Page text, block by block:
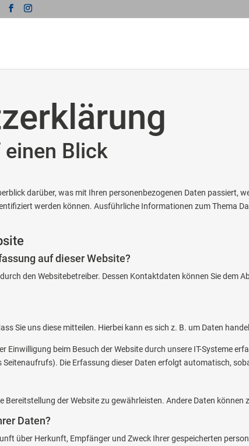
Blick
darüber, was mit Ihren personenbezogenen Daten passiert,
werden können. Ausführliche Informationen zum Thema
auf dieser Website?
den Websitebetreiber. Dessen Kontaktdaten können Sie dem
Sie uns diese mitteilen. Hierbei kann es sich z. B. um Daten
Einwilligung beim Besuch der Website durch unsere IT-Systeme
Die Erfassung dieser Daten erfolgt automatisch,
Bereitstellung der Website zu gewährleisten. Andere Daten
Daten?
über Herkunft, Empfänger und Zweck Ihrer gespeicherten